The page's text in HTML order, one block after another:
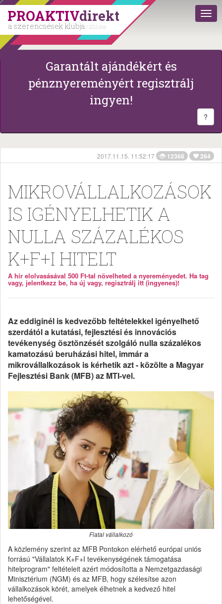
PROAKTIVdirekt
a szerencsések klubja | 2011 óta
Garantált ajándékért és
pénznyereményért regisztrálj
ingyen!
?
2017.11.15. 11:52:17 12368 264
MIKROVÁLLALKOZÁSOK
IS IGÉNYELHETIK A
NULLA SZÁZALÉKOS
K+F+I HITELT
A hír elolvasásával 500 Ft-tal növelheted a nyereményedet. Ha tag
vagy, jelentkezz be, ha új vagy, regisztrálj itt (ingyenes)!
Az eddiginél is kedvezőbb feltételekkel igényelhető
szerdától a kutatási, fejlesztési és innovációs
tevékenység ösztönzését szolgáló nulla százalékos
kamatozású beruházási hitel, immár a
mikrovállalkozások is kérhetik azt - közölte a Magyar
Fejlesztési Bank (MFB) az MTI-vel.
Fiatal vállalkozó
A közlemény szerint az MFB Pontokon elérhető európai uniós
forrású "Vállalatok K+F+I tevékenységének támogatása
hitelprogram" feltételeit azért módosította a Nemzetgazdasági
Minisztérium (NGM) és az MFB, hogy szélesítse azon
vállalkozások körét, amelyek élhetnek a kedvező hitel
lehetőségével.